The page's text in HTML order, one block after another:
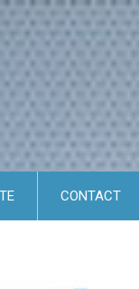
CONTACT